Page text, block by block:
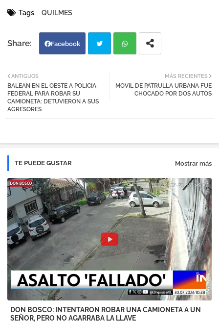
Tags QUILMES
Facebook
tter atsa
MÁS RECIENTES
MOVIL DE PATRULLA URBANA FUE
CHOCADO POR DOS AUTOS
ANTIGUOS
BALEAN EN EL OESTE A POLICIA
FEDERAL PARA ROBAR SU
CAMIONETA: DETUVIERON A SUS
AGRESORES
TE PUEDE GUSTAR Mostrar más
DON BOSCO: INTENTARON ROBAR UNA CAMIONETA A UN
SEÑOR, PERO NO AGARRABA LA LLAVE